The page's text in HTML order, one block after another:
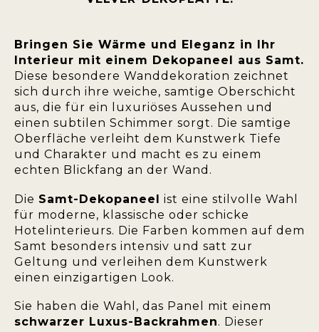
Bringen Sie Wärme und Eleganz in Ihr
Interieur mit einem Dekopaneel aus Samt.
Diese besondere Wanddekoration zeichnet
sich durch ihre weiche, samtige Oberschicht
aus, die für ein luxuriöses Aussehen und
einen subtilen Schimmer sorgt. Die samtige
Oberfläche verleiht dem Kunstwerk Tiefe
und Charakter und macht es zu einem
echten Blickfang an der Wand.
Die Samt-Dekopaneel ist eine stilvolle Wahl
für moderne, klassische oder schicke
Hotelinterieurs. Die Farben kommen auf dem
Samt besonders intensiv und satt zur
Geltung und verleihen dem Kunstwerk
einen einzigartigen Look.
Sie haben die Wahl, das Panel mit einem
schwarzer Luxus-Backrahmen. Dieser